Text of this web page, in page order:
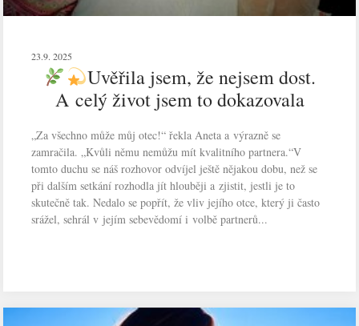
23.9. 2025
Uvěřila jsem, že nejsem dost.
A celý život jsem to dokazovala
„Za všechno může můj otec!“ řekla Aneta a výrazně se
zamračila. „Kvůli němu nemůžu mít kvalitního partnera.“V
tomto duchu se náš rozhovor odvíjel ještě nějakou dobu, než se
při dalším setkání rozhodla jít hlouběji a zjistit, jestli je to
skutečně tak. Nedalo se popřít, že vliv jejího otce, který ji často
srážel, sehrál v jejím sebevědomí i volbě partnerů...